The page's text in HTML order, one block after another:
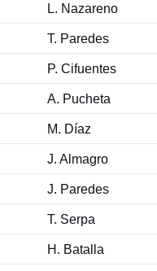
L. Nazareno
T. Paredes
P. Cifuentes
A. Pucheta
M. Díaz
J. Almagro
J. Paredes
T. Serpa
H. Batalla